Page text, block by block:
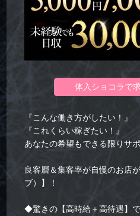
体入ショコラで
『こんな働き方がしたい！』
『これくらい稼ぎたい！』
あなたの希望もできる限りサ
良客層＆集客率が自慢のお店
ブ）】！
◆驚きの【高時給＋高待遇】